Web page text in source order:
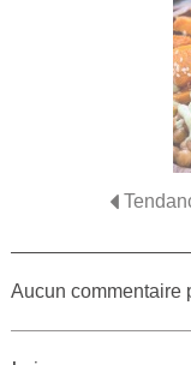
Aucun commentaire